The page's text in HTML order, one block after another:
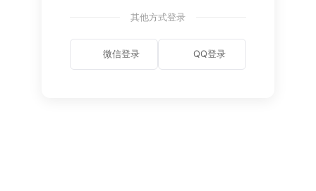
其他方式登录
微信登录 QQ登录